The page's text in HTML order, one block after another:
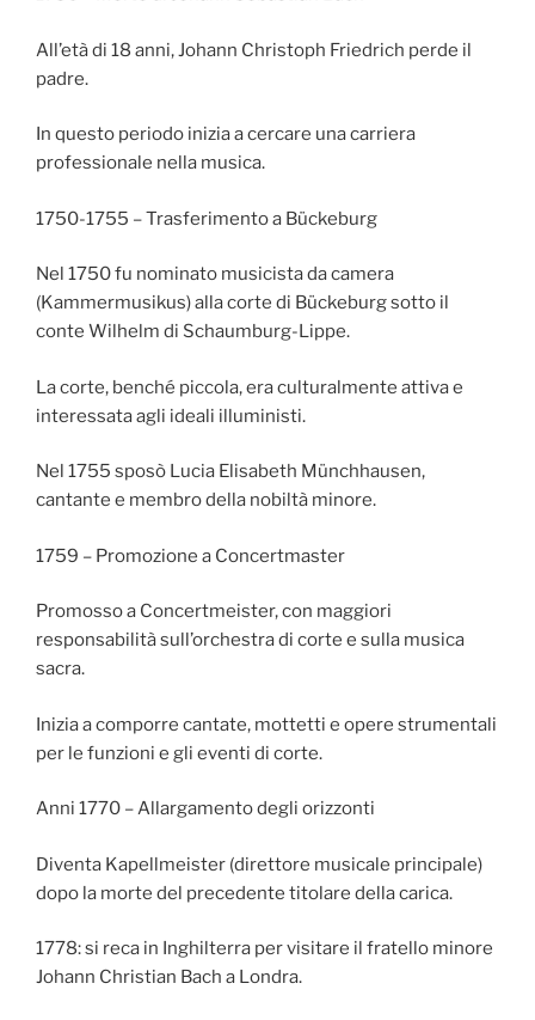
All’età di 18 anni, Johann Christoph Friedrich perde il
padre.
In questo periodo inizia a cercare una carriera
professionale nella musica.
1750-1755 – Trasferimento a Bückeburg
Nel 1750 fu nominato musicista da camera
(Kammermusikus) alla corte di Bückeburg sotto il
conte Wilhelm di Schaumburg-Lippe.
La corte, benché piccola, era culturalmente attiva e
interessata agli ideali illuministi.
Nel 1755 sposò Lucia Elisabeth Münchhausen,
cantante e membro della nobiltà minore.
1759 – Promozione a Concertmaster
Promosso a Concertmeister, con maggiori
responsabilità sull’orchestra di corte e sulla musica
sacra.
Inizia a comporre cantate, mottetti e opere strumentali
per le funzioni e gli eventi di corte.
Anni 1770 – Allargamento degli orizzonti
Diventa Kapellmeister (direttore musicale principale)
dopo la morte del precedente titolare della carica.
1778: si reca in Inghilterra per visitare il fratello minore
Johann Christian Bach a Londra.